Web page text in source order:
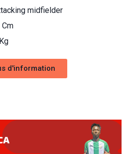
midfielder
d'information